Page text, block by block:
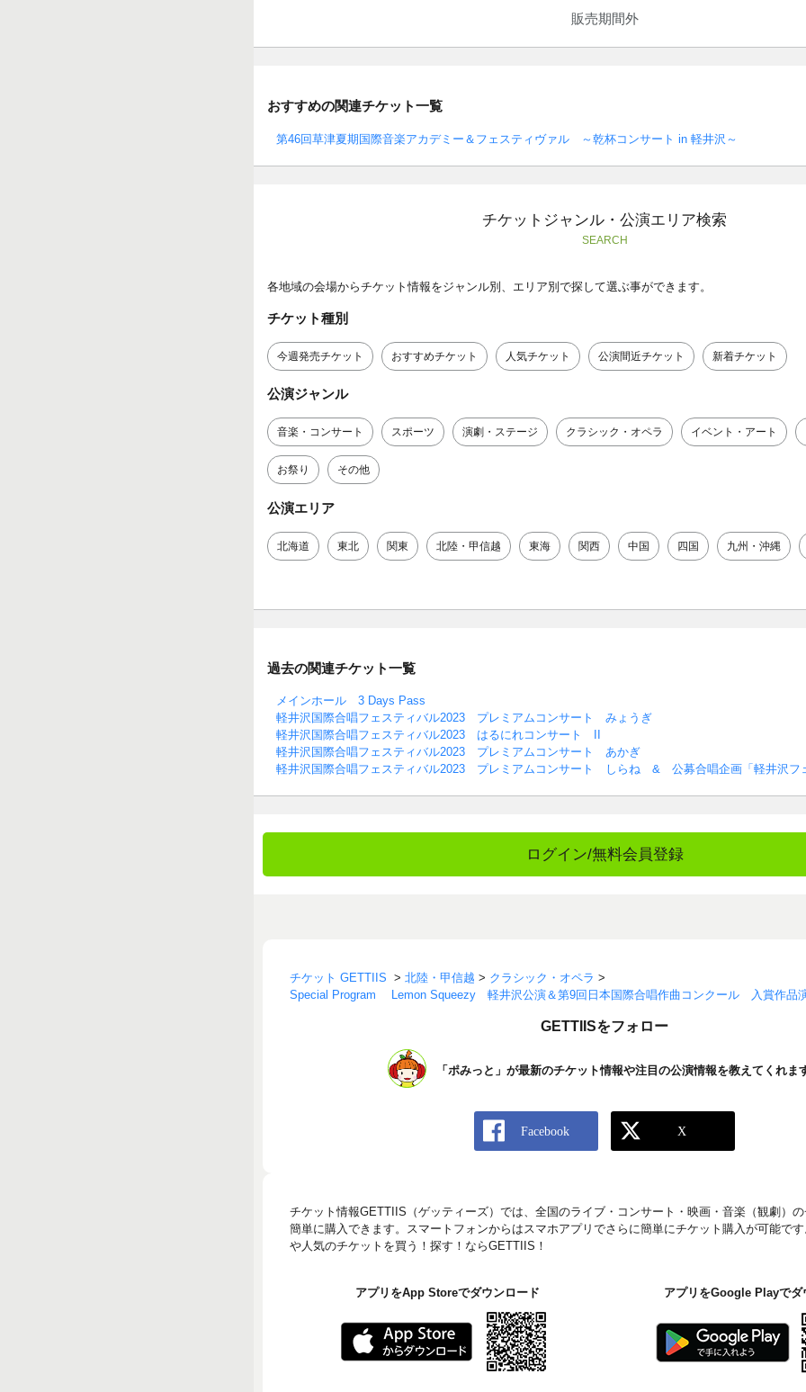
販売期間外
おすすめの関連チケット一覧
第46回草津夏期国際音楽アカデミー＆フェスティヴァル ～乾杯コンサート in 軽井沢～
チケットジャンル・公演エリア検索
SEARCH
各地域の会場からチケット情報をジャンル別、エリア別で探して選ぶ事ができます。
チケット種別
今週発売チケット おすすめチケット 人気チケット 公演間近チケット 新着チケット
公演ジャンル
音楽・コンサート スポーツ 演劇・ステージ クラシック・オペラ イベント・アート
お祭り その他
公演エリア
北海道 東北 関東 北陸・甲信越 東海 関西 中国 四国 九州・沖縄
過去の関連チケット一覧
メインホール 3 Days Pass
軽井沢国際合唱フェスティバル2023 プレミアムコンサート みょうぎ
軽井沢国際合唱フェスティバル2023 はるにれコンサート II
軽井沢国際合唱フェスティバル2023 プレミアムコンサート あかぎ
軽井沢国際合唱フェスティバル2023 プレミアムコンサート しらね & 公募合唱企画「軽井沢フェ
ログイン/無料会員登録
チケット GETTIIS > 北陸・甲信越 > クラシック・オペラ >
Special Program Lemon Squeezy 軽井沢公演＆第9回日本国際合唱作曲コンクール 入賞作品
GETTIISをフォロー
「ポみっと」が最新のチケット情報や注目の公演情報を教えてくれま
チケット情報GETTIIS（ゲッティーズ）では、全国のライブ・コンサート・映画・音楽（観劇）
簡単に購入できます。スマートフォンからはスマホアプリでさらに簡単にチケット購入が可能で
や人気のチケットを買う！探す！ならGETTIIS！
アプリをApp Storeでダウンロード アプリをGoogle Playでダ